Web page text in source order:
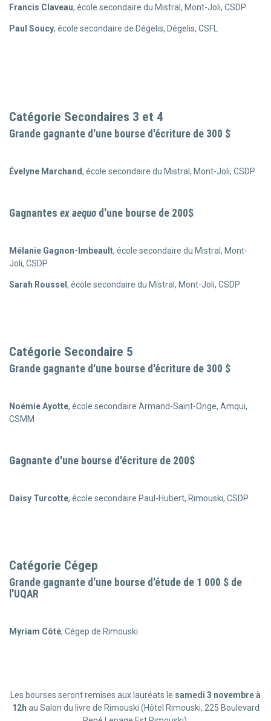
Francis Claveau, école secondaire du Mistral, Mont-Joli, CSDP
Paul Soucy, école secondaire de Dégelis, Dégelis, CSFL
Catégorie Secondaires 3 et 4
Grande gagnante d'une bourse d'écriture de 300 $
Évelyne Marchand, école secondaire du Mistral, Mont-Joli, CSDP
Gagnantes ex aequo d'une bourse de 200$
Mélanie Gagnon-Imbeault, école secondaire du Mistral, Mont-
Joli, CSDP
Sarah Roussel , école secondaire du Mistral, Mont-Joli, CSDP
Catégorie Secondaire 5
Grande gagnante d'une bourse d'écriture de 300 $
Noémie Ayotte, école secondaire Armand-Saint-Onge, Amqui,
CSMM
Gagnante d'une bourse d'écriture de 200$
Daisy Turcotte, école secondaire Paul-Hubert, Rimouski, CSDP
Catégorie Cégep
Grande gagnante d'une bourse d'étude de 1 000 $ de
l'UQAR
Myriam Côté, Cégep de Rimouski
Les bourses seront remises aux lauréats le samedi 3 novembre à
12h au Salon du livre de Rimouski (Hôtel Rimouski, 225 Boulevard